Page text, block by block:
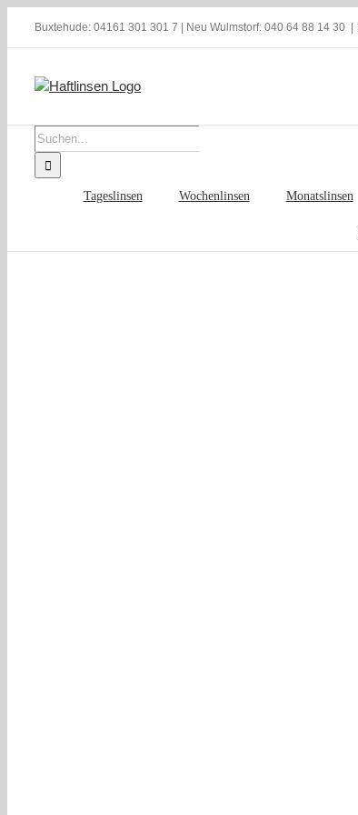
Buxtehude: 04161 301 301 7 | Neu Wulmstorf: 040 64 88 14 30
Suche
nach:
Tageslinsen Wochenlinsen Monatslinsen